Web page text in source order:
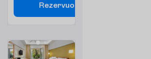
Rezervuo